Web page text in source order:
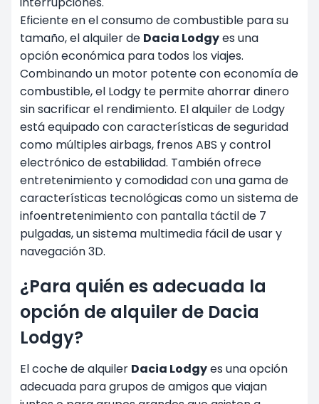
Eficiente en el consumo de combustible para su
tamaño, el alquiler de Dacia Lodgyes una
opción económica para todos los viajes.
Combinando un motor potente con economía de
combustible, el Lodgy te permite ahorrar dinero
sin sacrificar el rendimiento. El alquiler de Lodgy
está equipado con características de seguridad
como múltiples airbags, frenos ABS y control
electrónico de estabilidad. También ofrece
entretenimiento y comodidad con una gama de
características tecnológicas como un sistema de
infoentretenimiento con pantalla táctil de 7
pulgadas, un sistema multimedia fácil de usar y
navegación 3D.
¿Para quién es adecuada la
opción de alquiler de Dacia
Lodgy?
El coche de alquiler Dacia Lodgyes una opción
adecuada para grupos de amigos que viajan